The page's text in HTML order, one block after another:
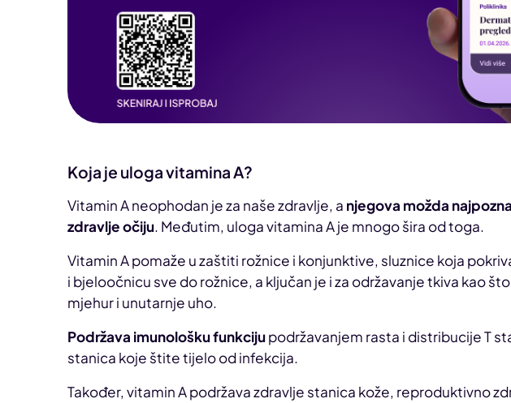
Koja je uloga vitamina A?
Vitamin A neophodan je za naše zdravlje, a njegova možda
zdravlje očiju. Međutim, uloga vitamina A je mnogo šira od toga.
Vitamin A pomaže u zaštiti rožnice i konjunktive, sluznice koja
i bjeloočnicu sve do rožnice, a ključan je i za održavanje tkiva kao
mjehur i unutarnje uho.
Podržava imunološku funkcijupodržavanjem rasta i distribucije T
stanica koje štite tijelo od infekcija.
Također, vitamin A podržava zdravlje stanica kože, reproduktivno